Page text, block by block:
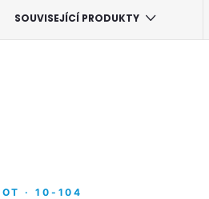
SOUVISEJÍCÍ PRODUKTY
· 10-104